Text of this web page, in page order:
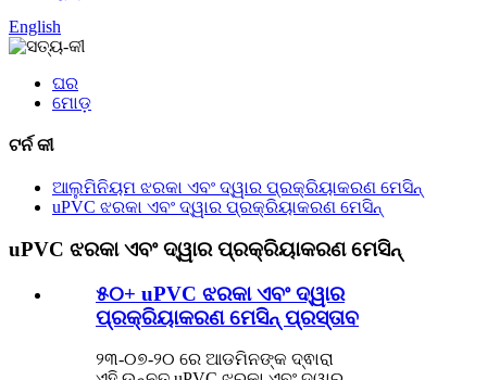
English
ଘର
ମୋଡ଼
ଟର୍ନ କୀ
ଆଲୁମିନିୟମ ଝରକା ଏବଂ ଦ୍ୱାର ପ୍ରକ୍ରିୟାକରଣ ମେସିନ୍
uPVC ଝରକା ଏବଂ ଦ୍ୱାର ପ୍ରକ୍ରିୟାକରଣ ମେସିନ୍
uPVC ଝରକା ଏବଂ ଦ୍ୱାର ପ୍ରକ୍ରିୟାକରଣ ମେସିନ୍
୫୦+ uPVC ଝରକା ଏବଂ ଦ୍ୱାର
ପ୍ରକ୍ରିୟାକରଣ ମେସିନ୍ ପ୍ରସ୍ତାବ
୨୩-୦୭-୨୦ ରେ ଆଡମିନଙ୍କ ଦ୍ଵାରା